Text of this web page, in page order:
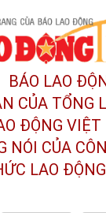
BÁO LAO
CỦA TỔNG
ĐỘNG
NÓI CỦA
LAO ĐỘNG